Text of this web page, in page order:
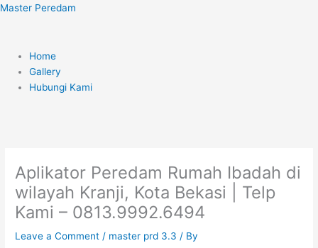
Skip
Master Peredam
Menu
Home
Gallery
Hubungi Kami
Aplikator Peredam Rumah Ibadah di
wilayah Kranji, Kota Bekasi | Telp
Kami – 0813.9992.6494
Leave a Comment / master prd 3.3 / By